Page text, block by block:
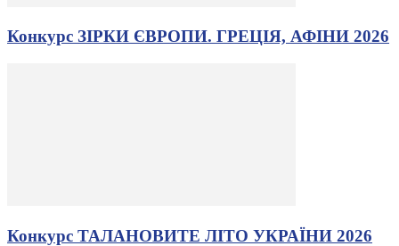
Конкурс ЗІРКИ ЄВРОПИ. ГРЕЦІЯ, АФІНИ 2026
Конкурс ТАЛАНОВИТЕ ЛІТО УКРАЇНИ 2026